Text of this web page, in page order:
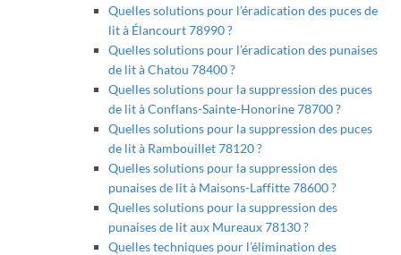
Quelles solutions pour l’éradication des puces de
lit à Élancourt 78990 ?
Quelles solutions pour l’éradication des punaises
de lit à Chatou 78400 ?
Quelles solutions pour la suppression des puces
de lit à Conflans-Sainte-Honorine 78700 ?
Quelles solutions pour la suppression des puces
de lit à Rambouillet 78120 ?
Quelles solutions pour la suppression des
punaises de lit à Maisons-Laffitte 78600 ?
Quelles solutions pour la suppression des
punaises de lit aux Mureaux 78130 ?
Quelles techniques pour l’élimination des